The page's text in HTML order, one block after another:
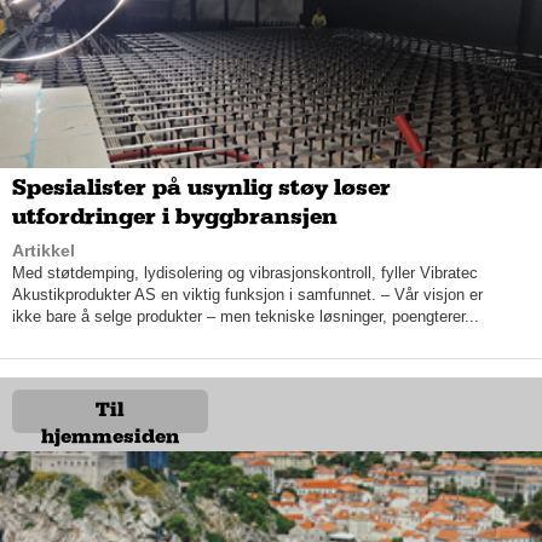
Kommersiellt velkomstområde: Med Zaui Stay har Preikestolen Basecamp
frigjort resepsjonsområdet og lagd et hyggelig velkomstområde, som også
er kommersiellt.
– Det er mange av våre kunder som har overlevd pandemien,
rett og slett fordi de valgte å automatisere hele hotelldriften sin.
Da Sunndalsøra hotell i Møre og Romsdal var på konkursens
rand, valgte de å investere i et nytt system som gjorde at de
kunne drifte uten å ha noen store utgifter på ansatte. I dag er
Spesialister på usynlig støy løser
utfordringer i byggbransjen
Artikkel
Med støtdemping, lydisolering og vibrasjonskontroll, fyller Vibratec
Akustikprodukter AS en viktig funksjon i samfunnet. – Vår visjon er
ikke bare å selge produkter – men tekniske løsninger, poengterer...
Til
hjemmesiden